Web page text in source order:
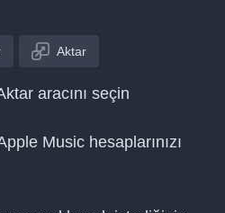
Aktar
aracını seçin
Music hesaplarınızı